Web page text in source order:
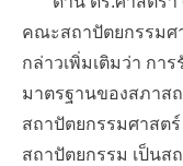
คณะสถาปัตยกรรมศ
กล่าวเพิ่มเติมว่า กา
มาตรฐานของสภาส
สถาปัตยกรรมศาสต
สถาปัตยกรรม เป็นส